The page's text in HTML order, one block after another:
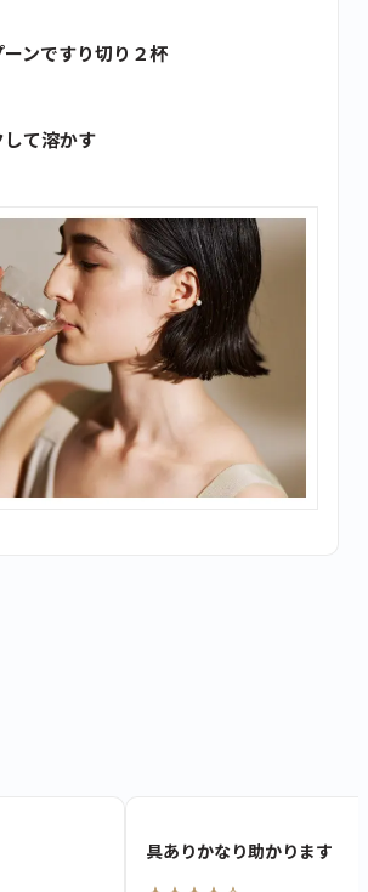
ンですり切り２杯
て溶かす
具ありかなり助かります